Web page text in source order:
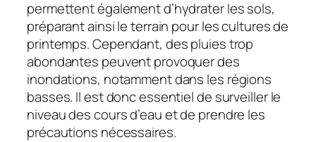
permettent également d’hydrater les sols,
préparant ainsi le terrain pour les cultures de
printemps. Cependant, des pluies trop
abondantes peuvent provoquer des
inondations, notamment dans les régions
basses. Il est donc essentiel de surveiller le
niveau des cours d’eau et de prendre les
précautions nécessaires.